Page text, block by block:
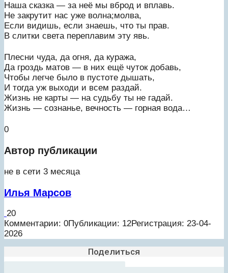
Наша сказка — за неё мы вброд и вплавь.
Не закрутит нас уже волна;молва,
Если видишь, если знаешь, что ты прав.
В слитки света переплавим эту явь.
Плесни чуда, да огня, да куража,
Да гроздь матов — в них ещё чуток добавь,
Чтобы легче было в пустоте дышать,
И тогда уж выходи и всем раздай.
Жизнь не карты — на судьбу ты не гадай.
Жизнь — сознанье, вечность — горная вода…
0
Автор публикации
не в сети 3 месяца
Илья Марсов
20
Комментарии: 0Публикации: 12Регистрация: 23-04-
2026
Поделиться